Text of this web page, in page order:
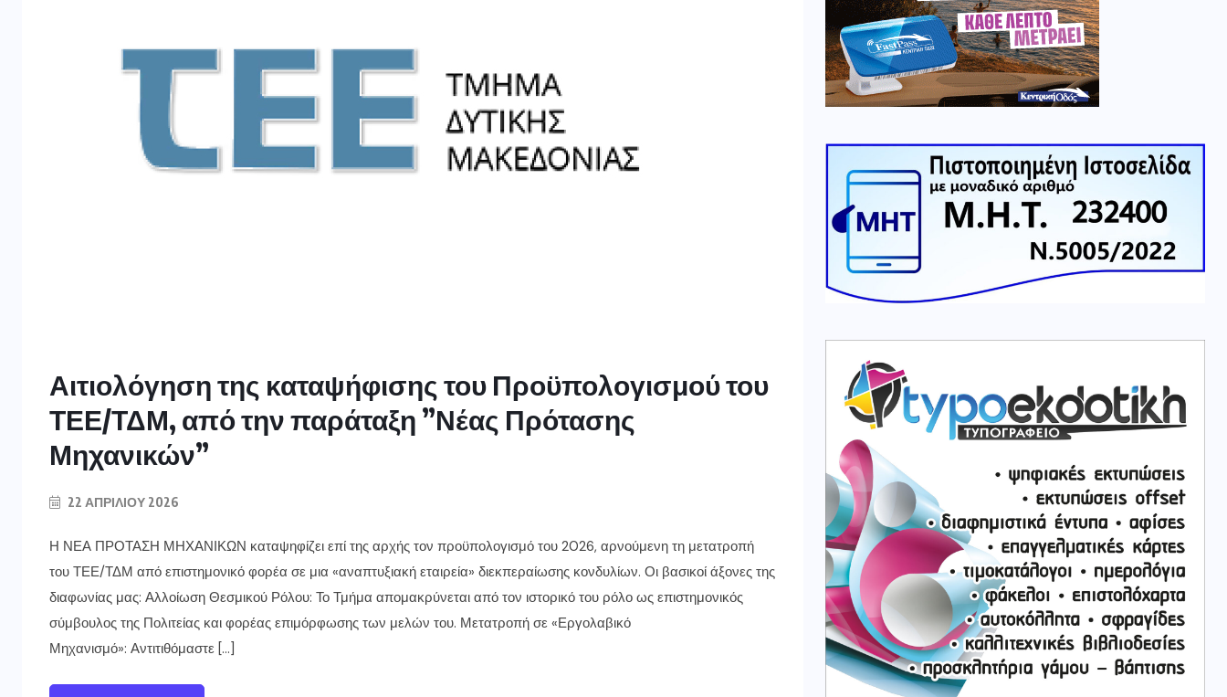
Αιτιολόγηση της καταψήφισης του Προϋπολογισμού του
ΤΕΕ/ΤΔΜ, από την παράταξη ”Νέας Πρότασης
Μηχανικών”
22 ΑΠΡΙΛΊΟΥ 2026
Η ΝΕΑ ΠΡΟΤΑΣΗ ΜΗΧΑΝΙΚΩΝ καταψηφίζει επί της αρχής τον προϋπολογισμό του 2026, αρνούμενη τη μετατροπή
του ΤΕΕ/ΤΔΜ από επιστημονικό φορέα σε μια «αναπτυξιακή εταιρεία» διεκπεραίωσης κονδυλίων. Οι βασικοί άξονες της
διαφωνίας μας: Αλλοίωση Θεσμικού Ρόλου: Το Τμήμα απομακρύνεται από τον ιστορικό του ρόλο ως επιστημονικός
σύμβουλος της Πολιτείας και φορέας επιμόρφωσης των μελών του. Μετατροπή σε «Εργολαβικό
Μηχανισμό»: Αντιτιθόμαστε […]